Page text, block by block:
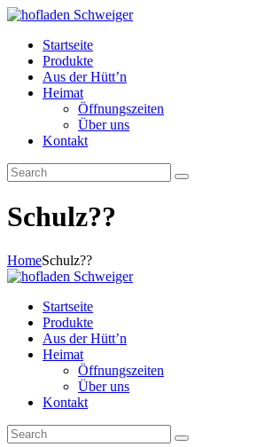
Startseite
Produkte
Aus der Hütt’n
Heimat
Öffnungszeiten
Über uns
Kontakt
Schulz??
HomeSchulz??
Startseite
Produkte
Aus der Hütt’n
Heimat
Öffnungszeiten
Über uns
Kontakt